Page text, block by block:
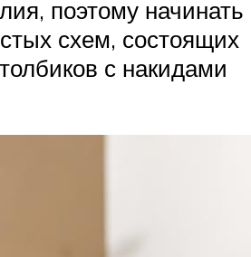
поэтому начинать
схем, состоящих
с накидами